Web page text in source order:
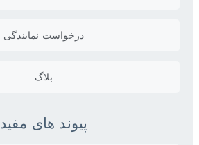
درخواست نمایندگی
بلاگ
پیوند های مفید